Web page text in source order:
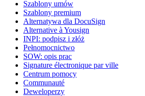
Szablony umów
Szablony premium
Alternatywa dla DocuSign
Alternative à Yousign
INPI: podpisz i złóż
Pełnomocnictwo
SOW: opis prac
Signature électronique par ville
Centrum pomocy
Communauté
Deweloperzy